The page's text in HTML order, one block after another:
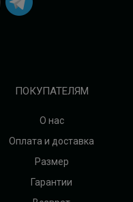
ПОКУПАТЕЛЯМ
О нас
Оплата и доставка
Размер
Гарантии